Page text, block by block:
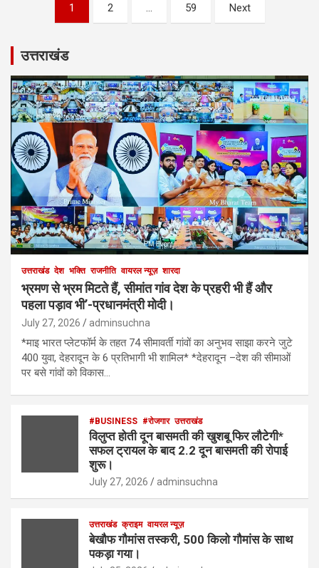
pagination
1 2 … 59 Next
उत्तराखंड
उत्तराखंड देश भक्ति राजनीति वायरल न्यूज़ शारदा
भ्रमण से भ्रम मिटते हैं, सीमांत गांव देश के प्रहरी भी हैं और
पहला पड़ाव भी’-प्रधानमंत्री मोदी।
July 27, 2026 adminsuchna
*माइ भारत प्लेटफॉर्म के तहत 74 सीमावर्ती गांवों का अनुभव साझा करने जुटे
400 युवा, देहरादून के 6 प्रतिभागी भी शामिल* *देहरादून –देश की सीमाओं
पर बसे गांवों को विकास…
#BUSINESS #रोजगार उत्तराखंड
विलुप्त होती दून बासमती की खुशबू फिर लौटेगी*
सफल ट्रायल के बाद 2.2 दून बासमती की रोपाई
शुरू।
July 27, 2026 adminsuchna
उत्तराखंड क्राइम वायरल न्यूज़
बेखौफ गौमांस तस्करी, 500 किलो गौमांस के साथ
पकड़ा गया।